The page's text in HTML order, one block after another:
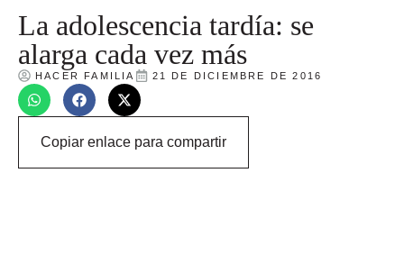
La adolescencia tardía: se
alarga cada vez más
HACER FAMILIA 21 DE DICIEMBRE DE 2016
Copiar enlace para compartir